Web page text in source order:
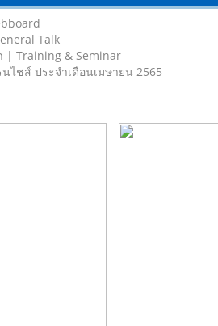
Talk
| Training & Seminar
ไชส์ ประจำเดือนเมษายน 2565